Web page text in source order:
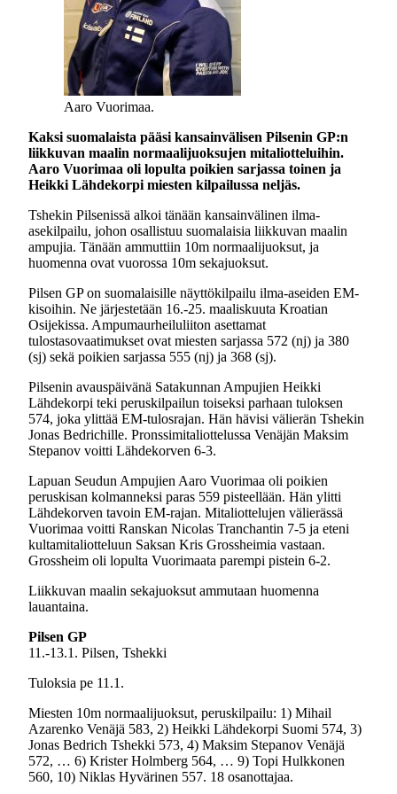
Aaro Vuorimaa.
Kaksi suomalaista pääsi kansainvälisen Pilsenin GP:n
liikkuvan maalin normaalijuoksujen mitaliotteluihin.
Aaro Vuorimaa oli lopulta poikien sarjassa toinen ja
Heikki Lähdekorpi miesten kilpailussa neljäs.
Tshekin Pilsenissä alkoi tänään kansainvälinen ilma-
asekilpailu, johon osallistuu suomalaisia liikkuvan maalin
ampujia. Tänään ammuttiin 10m normaalijuoksut, ja
huomenna ovat vuorossa 10m sekajuoksut.
Pilsen GP on suomalaisille näyttökilpailu ilma-aseiden EM-
kisoihin. Ne järjestetään 16.-25. maaliskuuta Kroatian
Osijekissa. Ampumaurheiluliiton asettamat
tulostasovaatimukset ovat miesten sarjassa 572 (nj) ja 380
(sj) sekä poikien sarjassa 555 (nj) ja 368 (sj).
Pilsenin avauspäivänä Satakunnan Ampujien Heikki
Lähdekorpi teki peruskilpailun toiseksi parhaan tuloksen
574, joka ylittää EM-tulosrajan. Hän hävisi välierän Tshekin
Jonas Bedrichille. Pronssimitaliottelussa Venäjän Maksim
Stepanov voitti Lähdekorven 6-3.
Lapuan Seudun Ampujien Aaro Vuorimaa oli poikien
peruskisan kolmanneksi paras 559 pisteellään. Hän ylitti
Lähdekorven tavoin EM-rajan. Mitaliottelujen välierässä
Vuorimaa voitti Ranskan Nicolas Tranchantin 7-5 ja eteni
kultamitaliotteluun Saksan Kris Grossheimia vastaan.
Grossheim oli lopulta Vuorimaata parempi pistein 6-2.
Liikkuvan maalin sekajuoksut ammutaan huomenna
lauantaina.
Pilsen GP
11.-13.1. Pilsen, Tshekki
Tuloksia pe 11.1.
Miesten 10m normaalijuoksut, peruskilpailu: 1) Mihail
Azarenko Venäjä 583, 2) Heikki Lähdekorpi Suomi 574, 3)
Jonas Bedrich Tshekki 573, 4) Maksim Stepanov Venäjä
572, … 6) Krister Holmberg 564, … 9) Topi Hulkkonen
560, 10) Niklas Hyvärinen 557. 18 osanottajaa.